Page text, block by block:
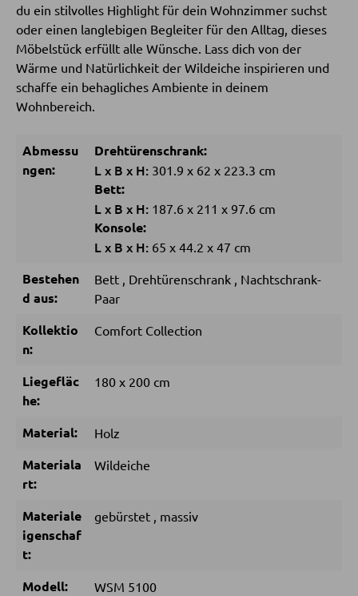
Fernsehsessel
HOCKER
Sitzhocker
Sitzsäcke
SCHLAFEN
Nachttische
Doppelbetten
Einzelbetten
MATRATZEN SHOP
Matratzen
Matratzenzubehör
du ein stilvolles Highlight für dein Wohnzimmer suchst
oder einen langlebigen Begleiter für den Alltag, dieses
Möbelstück erfüllt alle Wünsche. Lass dich von der
Wärme und Natürlichkeit der Wildeiche inspirieren und
schaffe ein behagliches Ambiente in deinem
Wohnbereich.
Abmessu
ngen:
Drehtürenschrank:
Lx B x H: 301.9 x 62 x 223.3 cm
Bett:
Lx B x H: 187.6 x 211 x 97.6 cm
Konsole:
Lx B x H: 65 x 44.2 x 47 cm
Bestehen
d aus:
Bett Drehtürenschrank
Nachtschrank-
Paar
Kollektio
n:
Comfort Collection
Liegefläc
he:
180 x 200 cm
Material: Holz
Materiala
rt:
Wildeiche
Materiale
igenschaf
t:
gebürstet massiv
Modell: WSM 5100